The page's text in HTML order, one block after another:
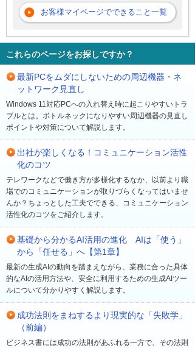
お客様マイページでできること一覧
これらのページをお探しですか？
最新PCをムダにしないための周辺機器・ネ
ットワーク見直し
Windows 11対応PCへの入れ替え時に起こりやすいトラ
ブルとは。ボトルネックになりやすい周辺機器の見直し
ポイントや対策について解説します。
出社が楽しくなる！コミュニケーション活性
化のコツ
テレワークなどで働き方が多様化するなか、以前より職
場でのコミュニケーションが取りづらくなってはいませ
んか？ちょっとした工夫でできる、コミュニケーション
活性化のコツをご紹介します。
基礎から分かるAI活用の進化 AIは「使う」
から「任せる」へ【第1章】
最新の生成AIの動向を踏まえながら、業務に合った具体
的なAIの活用方法や、安全に利用するための生成AIツー
ルについて分かりやすく解説します。
成功法則をまねするより現実的な「失敗学」
（前編）
ビジネス書には成功の法則があふれる一方で、その法則